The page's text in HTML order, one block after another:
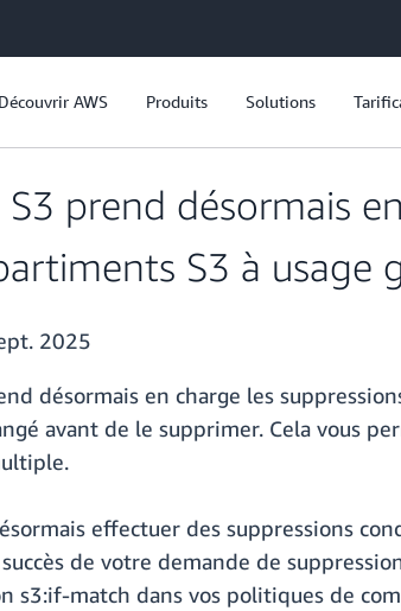
Découvrir AWS Produits Solutions
prend désormais
S3 à usage
2025
désormais en charge les
avant de le supprimer. Cela vous
effectuer des suppressions
de votre demande de
s3:if-match dans vos politiques de